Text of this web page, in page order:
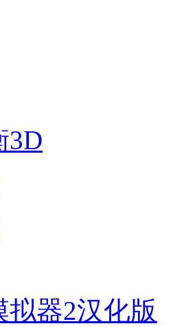
3D
拟器2汉化版